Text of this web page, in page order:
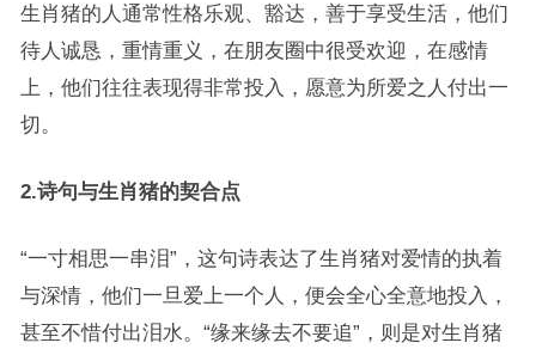
生肖猪的人通常性格乐观、豁达，善于享受生活，他们
待人诚恳，重情重义，在朋友圈中很受欢迎，在感情
上，他们往往表现得非常投入，愿意为所爱之人付出一
切。
2.诗句与生肖猪的契合点
“一寸相思一串泪”，这句诗表达了生肖猪对爱情的执着
与深情，他们一旦爱上一个人，便会全心全意地投入，
甚至不惜付出泪水。“缘来缘去不要追”，则是对生肖猪